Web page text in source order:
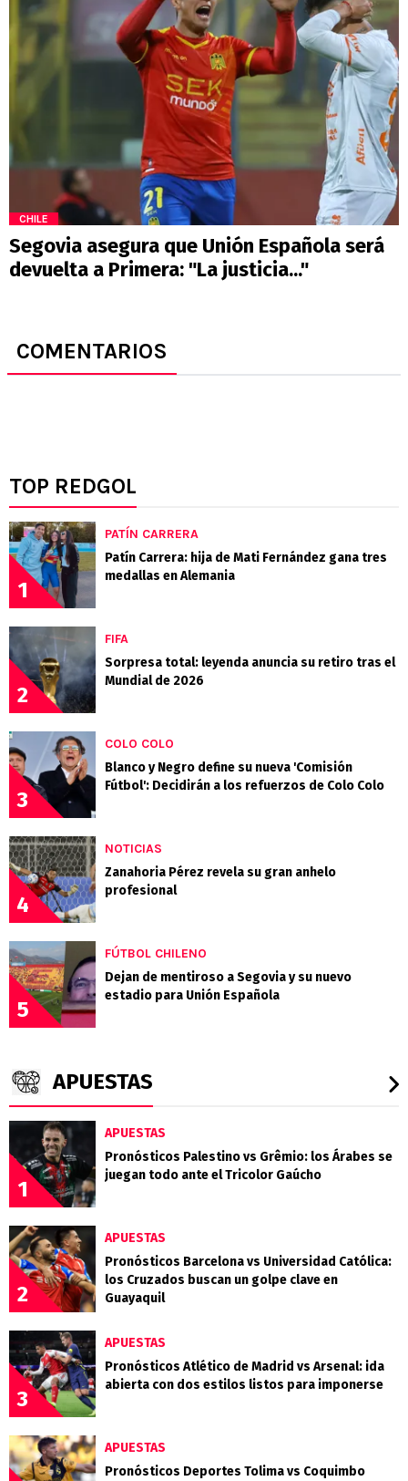
CHILE
Segovia asegura que Unión Española será
devuelta a Primera: "La justicia..."
COMENTARIOS
TOP REDGOL
1
PATÍN CARRERA
Patín Carrera: hija de Mati Fernández gana tres
medallas en Alemania
2
FIFA
Sorpresa total: leyenda anuncia su retiro tras el
Mundial de 2026
3
COLO COLO
Blanco y Negro define su nueva 'Comisión
Fútbol': Decidirán a los refuerzos de Colo Colo
4
NOTICIAS
Zanahoria Pérez revela su gran anhelo
profesional
5
FÚTBOL CHILENO
Dejan de mentiroso a Segovia y su nuevo
estadio para Unión Española
APUESTAS
1
APUESTAS
Pronósticos Palestino vs Grêmio: los Árabes se
juegan todo ante el Tricolor Gaúcho
2
APUESTAS
Pronósticos Barcelona vs Universidad Católica:
los Cruzados buscan un golpe clave en
Guayaquil
3
APUESTAS
Pronósticos Atlético de Madrid vs Arsenal: ida
abierta con dos estilos listos para imponerse
APUESTAS
Pronósticos Deportes Tolima vs Coquimbo